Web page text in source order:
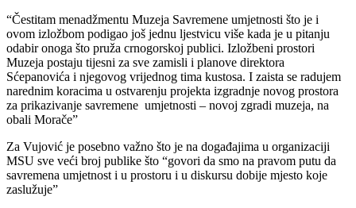
“Čestitam menadžmentu Muzeja Savremene umjetnosti što je i
ovom izložbom podigao još jednu ljestvicu više kada je u pitanju
odabir onoga što pruža crnogorskoj publici. Izložbeni prostori
Muzeja postaju tijesni za sve zamisli i planove direktora
Sćepanovića i njegovog vrijednog tima kustosa. I zaista se radujem
narednim koracima u ostvarenju projekta izgradnje novog prostora
za prikazivanje savremene umjetnosti – novoj zgradi muzeja, na
obali Morače”
Za Vujović je posebno važno što je na događajima u organizaciji
MSU sve veći broj publike što “govori da smo na pravom putu da
savremena umjetnost i u prostoru i u diskursu dobije mjesto koje
zaslužuje”